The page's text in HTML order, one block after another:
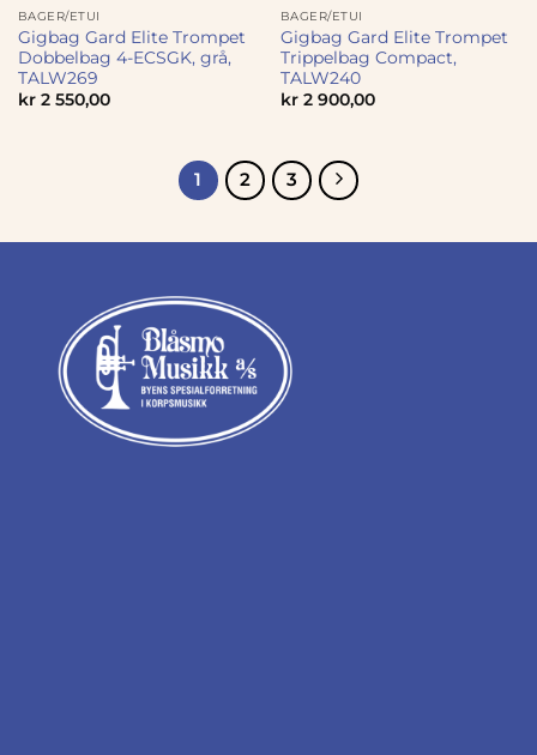
BAGER/ETUI
Gigbag Gard Elite Trompet
Dobbelbag 4-ECSGK, grå,
TALW269
kr2 550,00
BAGER/ETUI
Gigbag Gard Elite Trompet
Trippelbag Compact,
TALW240
kr2 900,00
1 2 3